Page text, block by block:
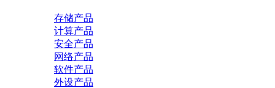
存储产品
计算产品
安全产品
网络产品
软件产品
外设产品